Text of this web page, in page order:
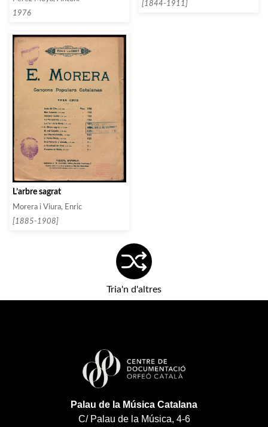
1976
[1844-1911]
L’arbre sagrat
Morera i Viura, Enric
[1885-1908]
Tria'n d'altres
Palau de la Música Catalana
C/ Palau de la Música, 4-6